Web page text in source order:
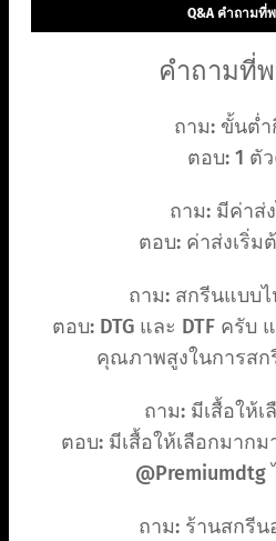
Q&A คำถามที่
คำถามที่
ถาม: ขั้นต่ำ
ตอบ: 1 ตั
ถาม: มีค่าส่
ตอบ: ค่าส่งเริ่ม
ถาม: สกรีนแบบไ
ตอบ: DTG และ DTF ครับ
คุณภาพสูงในการสก
ถาม: มีเสื้อให้เ
ตอบ: มีเสื้อให้เลือกมาก
@Premiumdtg
ถาม: ร้านสกรีน